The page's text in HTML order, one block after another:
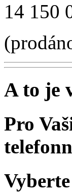
14 150
A to je
Pro